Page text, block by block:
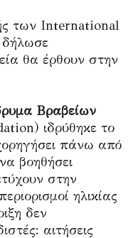
των International
θα έρθουν στην
Βραβείων
ιδρύθηκε το
πάνω από
βοηθήσει
στην
ηλικίας
δεν
αιτήσεις